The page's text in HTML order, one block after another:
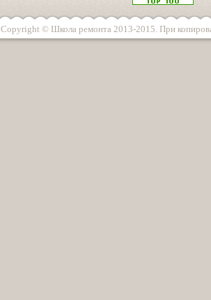
Copyright © Школа ремонта 2013-2015. При